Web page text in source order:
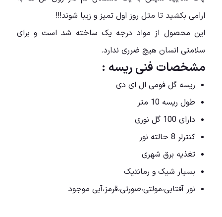
ارامی بکشید تا مثل روز اول تمیز و زیبا شوند!!!
این محصول از مواد درجه یک ساخته شد است و برای
سلامتی انسان هیچ ضرری ندارد.
مشخصات فنی ریسه :
ریسه گل فومی ال ای دی
طول ریسه 10 متر
دارای 100 گل نوری
کنترلر 8 حالته نور
تغذیه برق شهری
بسیار شیک و رمانتیک
نور آفتابی،مولتی،صورتی،قرمز،آبی موجود